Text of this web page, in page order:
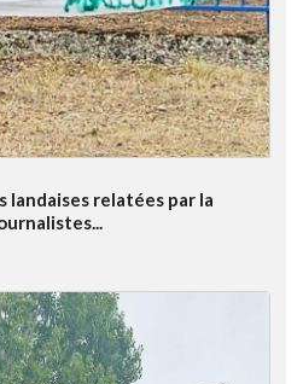
landaises relatées par la